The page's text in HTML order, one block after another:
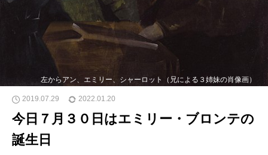
左からアン、エミリー、シャーロット（兄による３姉妹の肖像画）
2019.07.29 2022.01.20
今日７月３０日はエミリー・ブロンテの
誕生日